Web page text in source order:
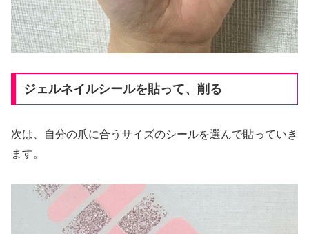
ジェルネイルシールを貼って、削る
次は、自分の爪に合うサイズのシールを選んで貼っていき
ます。